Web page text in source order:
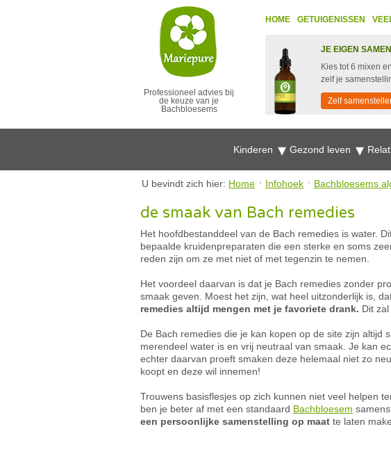
Professioneel advies bij
de keuze van je
Bachbloesems
HOME GETUIGENISSEN
JE EIGEN
Kies tot 6 mixen
zelf je
Zelf
Kinderen Gezond leven
U bevindt zich hier: Home Infohoek Bachbloesems
de smaak van Bach remedies
Het hoofdbestanddeel van de Bach remedies is water.
bepaalde kruidenpreparaten die een sterke en soms
reden zijn om ze met niet of met tegenzin te nemen.
Het voordeel daarvan is dat je Bach remedies zonder
smaak geven. Moest het zijn, wat heel uitzonderlijk is,
remedies altijd mengen met je favoriete drank. Dit
De Bach remedies die je kan kopen op de site zijn altijd
merendeel water is en vrij neutraal van smaak. Je kan
echter daarvan proeft smaken deze helemaal niet zo
koopt en deze wil innemen!
Trouwens basisflesjes op zich kunnen niet veel helpen
ben je beter af met een standaard Bachbloesem
een persoonlijke samenstelling op maat te laten